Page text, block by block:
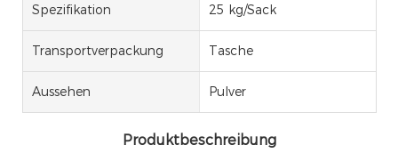
Spezifikation 25 kg/Sack
Transportverpackung Tasche
Aussehen Pulver
Produktbeschreibung